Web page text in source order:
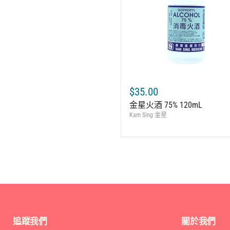
$35.00
金星火酒 75% 120mL
Kam Sing 金星
追蹤我們 關於我們